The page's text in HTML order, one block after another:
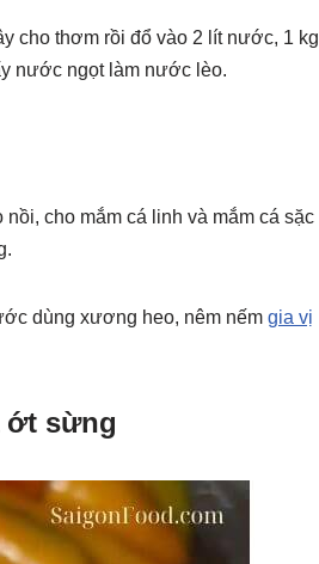
cho thơm rồi đổ vào 2 lít nước, 1 kg
nước ngọt làm nước lèo.
cho mắm cá linh và mắm cá sặc
dùng xương heo, nêm nếm gia vị
ớt sừng